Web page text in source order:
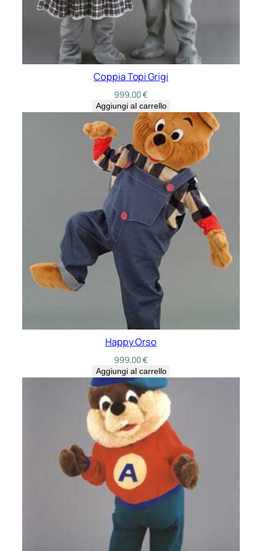
Coppia Topi Grigi
999,00€
Aggiungi al carrello
Happy Orso
999,00€
Aggiungi al carrello